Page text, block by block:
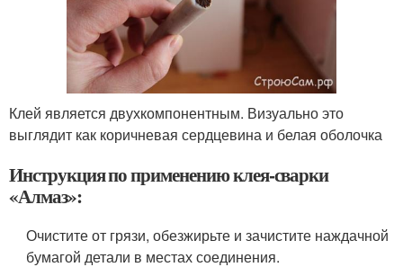
Клей является двухкомпонентным. Визуально это
выглядит как коричневая сердцевина и белая оболочка
Инструкция по применению клея-сварки
«Алмаз»:
Очистите от грязи, обезжирьте и зачистите наждачной
бумагой детали в местах соединения.